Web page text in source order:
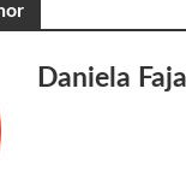
Daniela